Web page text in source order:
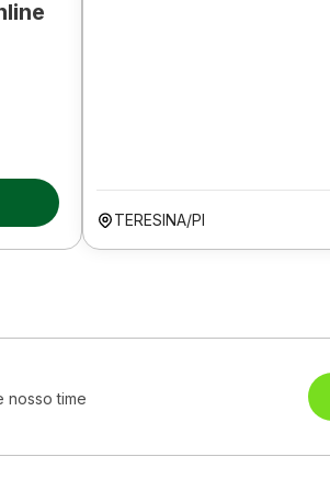
TERESINA/PI
nosso time